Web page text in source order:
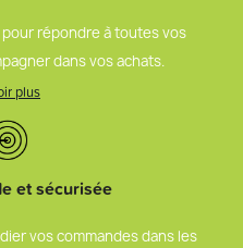
répondre à toutes vos
dans vos achats.
plus
et sécurisée
vos commandes dans les